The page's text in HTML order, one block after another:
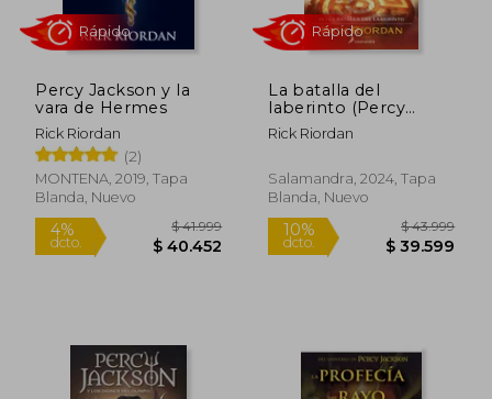
4%
dcto.
5%
dcto.
Percy Jackson y la
vara de Hermes
Rick Riordan
(2)
MONTENA, 2019, Tapa
Blanda, Nuevo
La batalla del
laberinto (Percy
Jackson y los dioses
del Olimpo 4)
Rick Riordan
Salamandra, 2024, Tapa
Blanda, Nuevo